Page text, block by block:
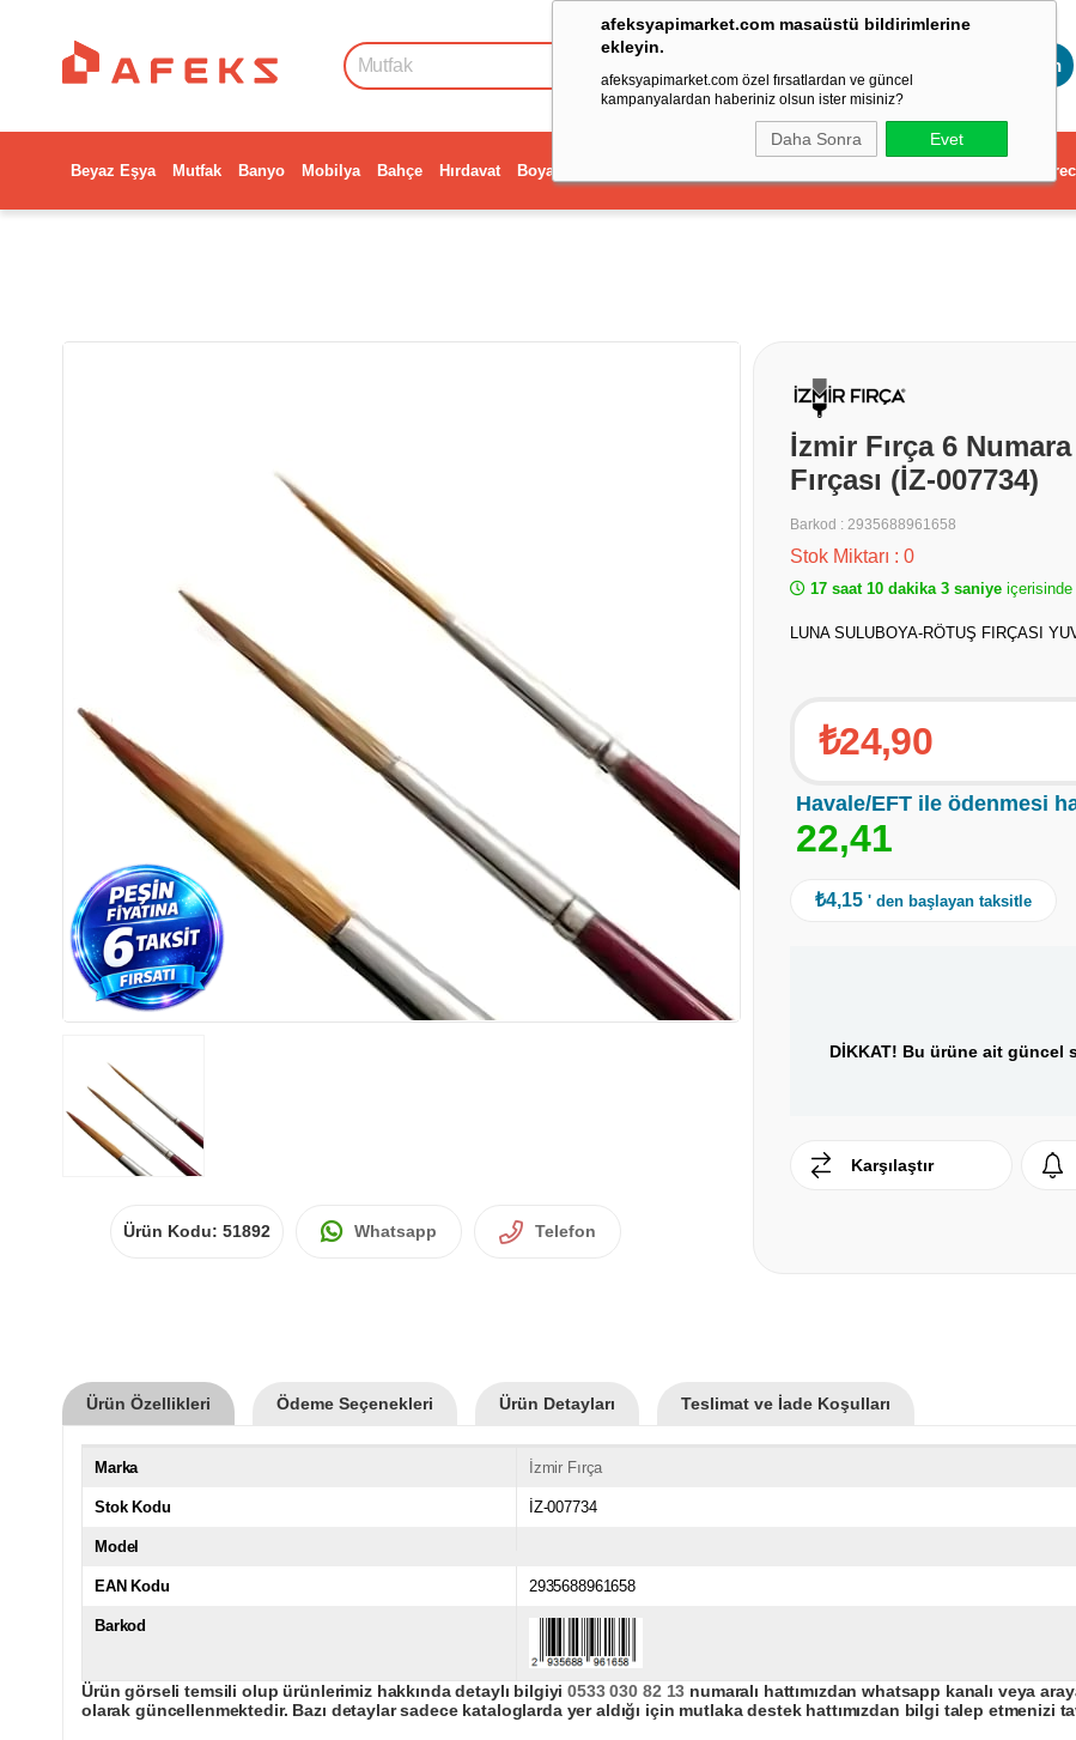
afeksyapimarket.com masaüstü bildirimlerine
ekleyin.
afeksyapimarket.com özel fırsatlardan ve güncel
kampanyalardan haberiniz olsun ister misiniz?
Daha Sonra Evet
Toptan
Beyaz Eşya Mutfak Banyo Mobilya Bahçe Hırdavat Boya Dekorasyon ve Ev
Ürün Kodu: 51892 Whatsapp Telefon
İzmir Fırça 6
Fırçası (İZ-007734)
Barkod : 2935688961658
Stok Miktarı : 0
17 saat 10 dakika 3 saniye
LUNA SULUBOYA-RÖTUŞ FIRÇASI
₺24,90
Havale/EFT ile ödenmesi
22,41
₺4,15 ' den başlayan taksitle
DİKKAT! Bu ürüne ait güncel
Karşılaştır
Ürün Özellikleri Ödeme Seçenekleri Ürün Detayları Teslimat ve İade Koşulları
Marka İzmir Fırça
Stok Kodu İZ-007734
Model
EAN Kodu 2935688961658
Barkod
Ürün görseli temsili olup ürünlerimiz hakkında detaylı bilgiyi0533 030 82 13 numaralı hattımızdan whatsapp kanalı veya
olarak güncellenmektedir. Bazı detaylar sadece kataloglarda yer aldığı için mutlaka destek hattımızdan bilgi talep etmenizi